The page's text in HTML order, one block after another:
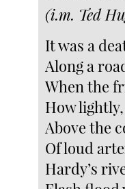
(i.m. Ted
It was a
Along a
When the
How
Above the
Of loud
Hardy’s